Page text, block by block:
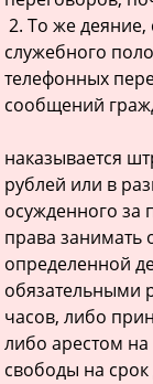
2. То же
служебного
телефонных
сообщений
наказывается
рублей или в
осужденного за
права занимать
определенной
обязательными
часов, либо
либо арестом
свободы на срок